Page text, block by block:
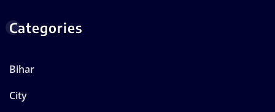
Categories
Bihar
City